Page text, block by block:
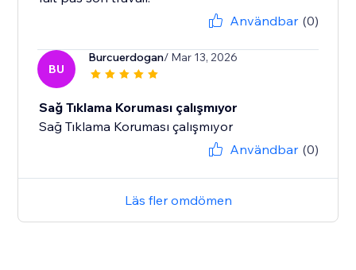
Användbar (0)
BU
Burcuerdogan/ Mar 13, 2026
Sağ Tıklama Koruması çalışmıyor
Sağ Tıklama Koruması çalışmıyor
Användbar (0)
Läs fler omdömen